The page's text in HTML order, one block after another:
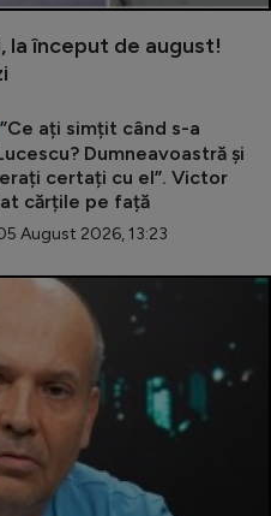
la început de august!
”Ce ați simțit când s-a
Dumneavoastră și
certați cu el”. Victor
cărțile pe față
August 2026, 13:23